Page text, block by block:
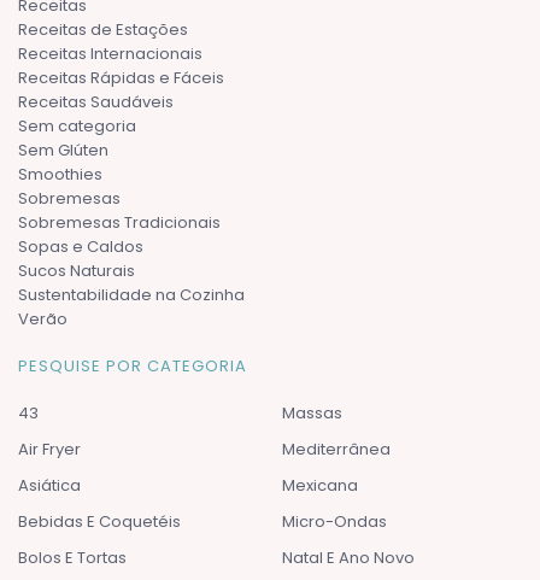
Receitas
Receitas de Estações
Receitas Internacionais
Receitas Rápidas e Fáceis
Receitas Saudáveis
Sem categoria
Sem Glúten
Smoothies
Sobremesas
Sobremesas Tradicionais
Sopas e Caldos
Sucos Naturais
Sustentabilidade na Cozinha
Verão
PESQUISE POR CATEGORIA
43
Air Fryer
Asiática
Bebidas E Coquetéis
Bolos E Tortas
Massas
Mediterrânea
Mexicana
Micro-Ondas
Natal E Ano Novo